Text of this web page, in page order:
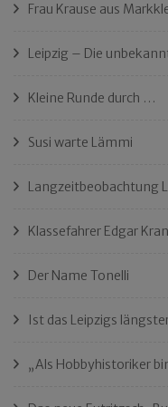
Frau Krause aus
Leipzig – Die
Kleine Runde durch …
Susi warte Lämmi
Langzeitbeobachtung
Klassefahrer Edgar
Der Name Tonelli
Ist das Leipzigs
„Als Hobbyhistoriker